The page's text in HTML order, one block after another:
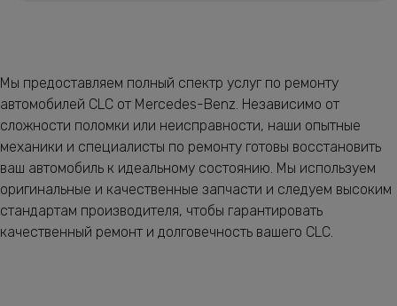
Мы предоставляем полный спектр услуг по ремонту
автомобилей CLC от Mercedes-Benz. Независимо от
сложности поломки или неисправности, наши опытные
механики и специалисты по ремонту готовы восстановить
ваш автомобиль к идеальному состоянию. Мы используем
оригинальные и качественные запчасти и следуем высоким
стандартам производителя, чтобы гарантировать
качественный ремонт и долговечность вашего CLC.